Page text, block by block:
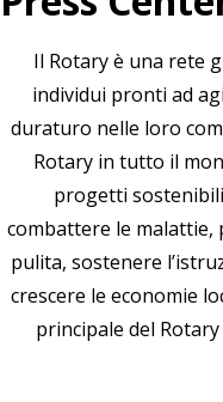
Il Rotary è una rete
individui pronti ad
duraturo nelle loro
Rotary in tutto il
progetti
combattere le malattie,
pulita, sostenere
crescere le economie
principale del